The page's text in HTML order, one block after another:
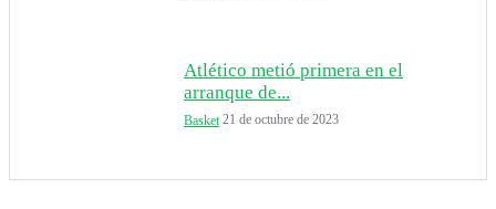
Atlético metió primera en el
arranque de...
Basket 21 de octubre de 2023